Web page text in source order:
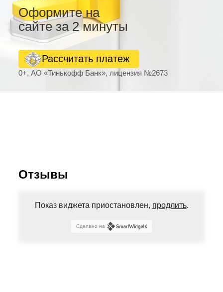
Оформите на
сайте за 2 минуты
0+, АО «Тинькофф Банк», лицензия №2673
Рассчитать платеж
Отзывы
Показ виджета приостановлен, продлить.
Сделано на